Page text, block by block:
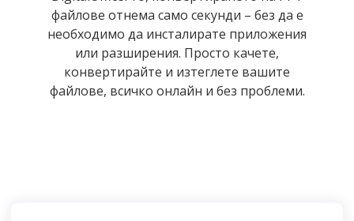
файлове отнема само секунди – без да е
необходимо да инсталирате приложения
или разширения. Просто качете,
конвертирайте и изтеглете вашите
файлове, всичко онлайн и без проблеми.